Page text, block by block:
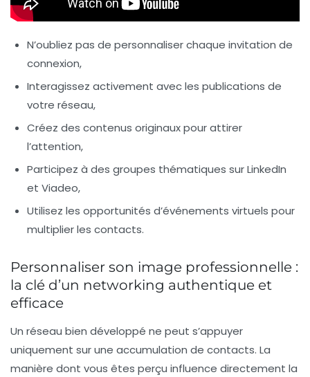
N’oubliez pas de personnaliser chaque invitation de
connexion,
Interagissez activement avec les publications de
votre réseau,
Créez des contenus originaux pour attirer
l’attention,
Participez à des groupes thématiques sur LinkedIn
et Viadeo,
Utilisez les opportunités d’événements virtuels pour
multiplier les contacts.
Personnaliser son image professionnelle :
la clé d’un networking authentique et
efficace
Un réseau bien développé ne peut s’appuyer
uniquement sur une accumulation de contacts. La
manière dont vous êtes perçu influence directement la